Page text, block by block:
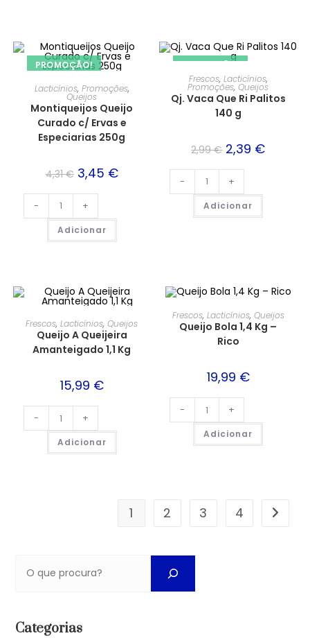
PROMOÇÃO!
Lacticínios, Promoções,
Queijos
Montiqueijos Queijo
Curado c/ Ervas e
Especiarias 250g
4,31€ 3,45 €
- +
Adicionar
PROMOÇÃO!
Frescos, Lacticínios,
Promoções,Queijos
Qj. Vaca Que Ri Palitos
140 g
2,99€ 2,39 €
- +
Adicionar
Frescos,Lacticínios,Queijos
Queijo A Queijeira
Amanteigado 1,1 Kg
15,99 €
- +
Adicionar
Frescos, Lacticínios, Queijos
Queijo Bola 1,4 Kg –
Rico
19,99 €
- +
Adicionar
1 2 3 4
Categorias